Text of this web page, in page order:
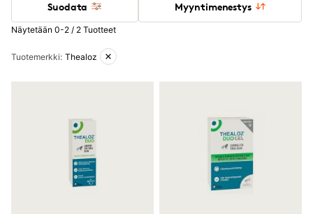
Suodata Myyntimenestys
Näytetään 0-2 / 2 Tuotteet
Aktiiviset suodattimet
Tuotemerkki: Thealoz